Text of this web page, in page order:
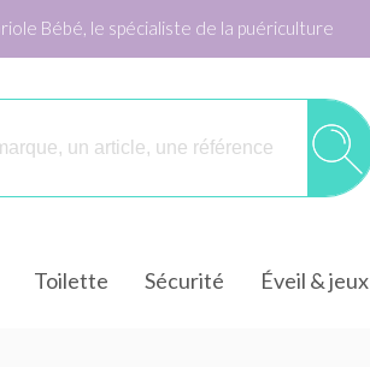
Bébé, le spécialiste de la puériculture
Toilette Sécurité Éveil & jeux